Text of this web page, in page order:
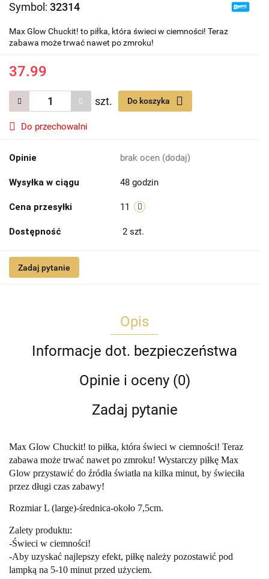
Symbol: 32314
Max Glow Chuckit! to piłka, która świeci w ciemności! Teraz
zabawa może trwać nawet po zmroku!
37.99
szt. Do koszyka
Do przechowalni
Opinie brak ocen (dodaj)
Wysyłka w ciągu 48 godzin
Cena przesyłki 11
Dostępność 2 szt.
Zadaj pytanie
Opis
Informacje dot. bezpieczeństwa
Opinie i oceny (0)
Zadaj pytanie
Max Glow Chuckit! to piłka, która świeci w ciemności! Teraz
zabawa może trwać nawet po zmroku! Wystarczy piłkę Max
Glow przystawić do źródła światła na kilka minut, by świeciła
przez długi czas zabawy!
Rozmiar L (large)-średnica-około 7,5cm.
Zalety produktu:
-Świeci w ciemności!
-Aby uzyskać najlepszy efekt, piłkę należy pozostawić pod
lampką na 5-10 minut przed użyciem.